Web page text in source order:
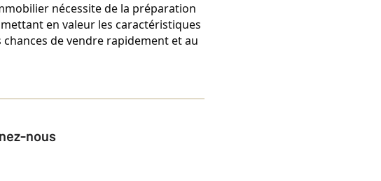
nécessite de la préparation
en valeur les caractéristiques
de vendre rapidement et au
nous